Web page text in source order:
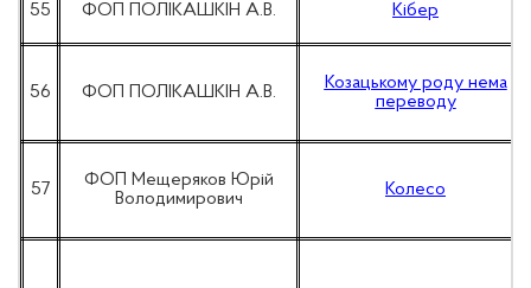
55 ФОП ПОЛІКАШКІН А.В. Кібер
56 ФОП ПОЛІКАШКІН А.В.
Козацькому роду нема
переводу
57
ФОП Мещеряков Юрій
Володимирович
Колесо